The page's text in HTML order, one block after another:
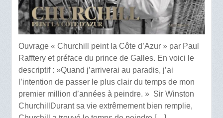
Ouvrage « Churchill peint la Côte d’Azur » par Paul
Rafftery et préface du prince de Galles. En voici le
descriptif : »Quand j’arriverai au paradis, j’ai
l’intention de passer le plus clair du temps de mon
premier million d’années à peindre. » Sir Winston
ChurchillDurant sa vie extrêmement bien remplie,